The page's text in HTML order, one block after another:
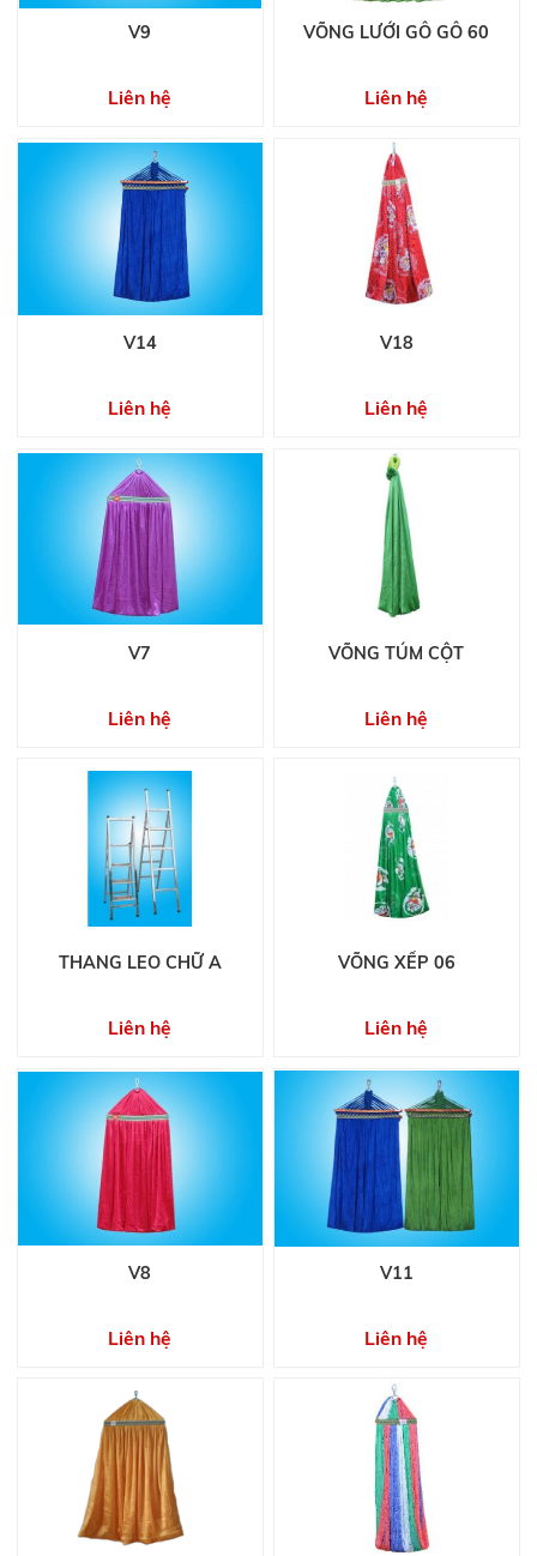
V9
Liên hệ
VÕNG LƯỚI GỖ GỖ 60
Liên hệ
V14
Liên hệ
V18
Liên hệ
V7
Liên hệ
VÕNG TÚM CỘT
Liên hệ
THANG LEO CHỮ A
Liên hệ
VÕNG XẾP 06
Liên hệ
V8
Liên hệ
V11
Liên hệ